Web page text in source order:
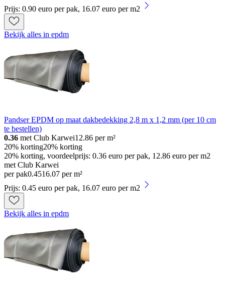
Prijs: 0.90 euro per pak, 16.07 euro per m2
Bekijk alles in epdm
Pandser EPDM op maat dakbedekking 2,8 m x 1,2 mm (per 10 cm
te bestellen)
0.36 met Club Karwei12.86 per m²
20% korting20% korting
20% korting, voordeelprijs: 0.36 euro per pak, 12.86 euro per m2
met Club Karwei
per pak0.4516.07 per m²
Prijs: 0.45 euro per pak, 16.07 euro per m2
Bekijk alles in epdm